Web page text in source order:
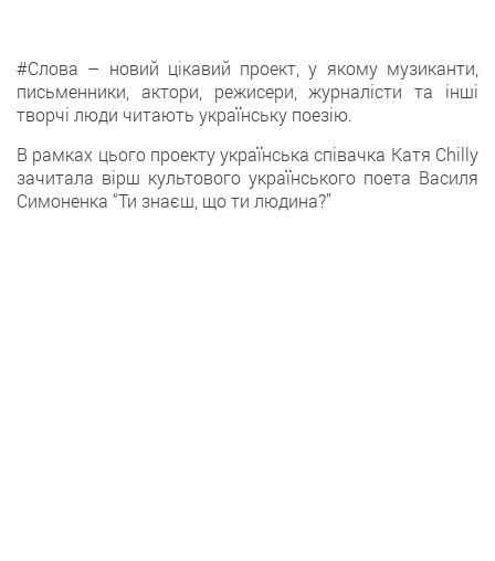
#Cлова – новий цікавий проект, у якому музиканти,
письменники, актори, режисери, журналісти та інші
творчі люди читають українську поезію.
В рамках цього проекту українська співачка Катя Chilly
зачитала вірш культового українського поета Василя
Симоненка “Ти знаєш, що ти людина?”